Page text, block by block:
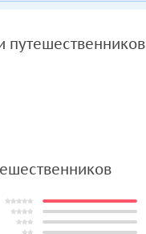
путешественников